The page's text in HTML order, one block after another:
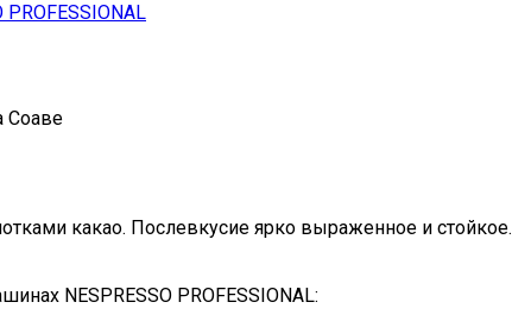
PROFESSIONAL
Соаве
какао. Послевкусие ярко выраженное и стойкое.
NESPRESSO PROFESSIONAL: